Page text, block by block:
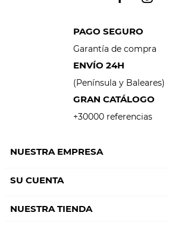
PAGO SEGURO
Garantía de compra
ENVÍO 24H
(Península y Baleares)
GRAN CATÁLOGO
+30000 referencias
NUESTRA EMPRESA
SU CUENTA
NUESTRA TIENDA